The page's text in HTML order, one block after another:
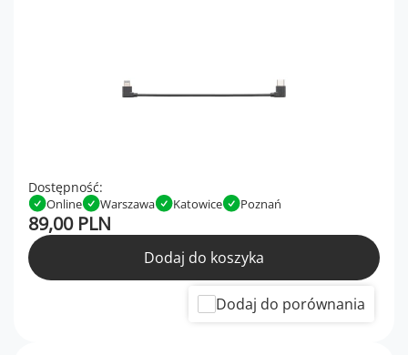
Dostępność:
Online Warszawa Katowice Poznań
89,00 PLN
Dodaj do koszyka
Dodaj do porównania